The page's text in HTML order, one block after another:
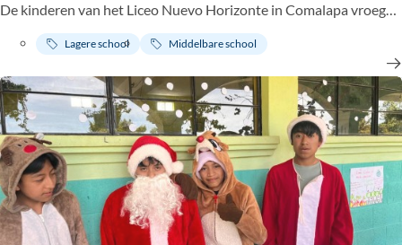
De kinderen van het Liceo Nuevo Horizonte in Comalapa vroegen
geregeld:
“¿Ya llegó el correo de Bélgica?”
(Is de post uit België al aangekomen?)
Lagere school Middelbare school